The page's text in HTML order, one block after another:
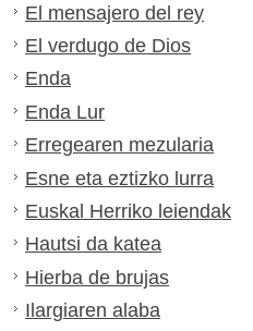
El mensajero del rey
El verdugo de Dios
Enda
Enda Lur
Erregearen mezularia
Esne eta eztizko lurra
Euskal Herriko leiendak
Hautsi da katea
Hierba de brujas
Ilargiaren alaba